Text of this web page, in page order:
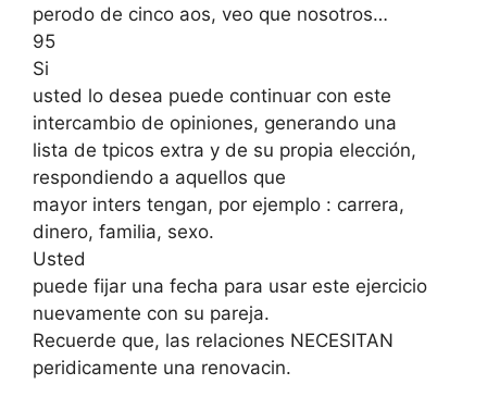
perodo de cinco aos, veo que nosotros…
95
Si
usted lo desea puede continuar con este
intercambio de opiniones, generando una
lista de tpicos extra y de su propia elección,
respondiendo a aquellos que
mayor inters tengan, por ejemplo : carrera,
dinero, familia, sexo.
Usted
puede fijar una fecha para usar este ejercicio
nuevamente con su pareja.
Recuerde que, las relaciones NECESITAN
peridicamente una renovacin.